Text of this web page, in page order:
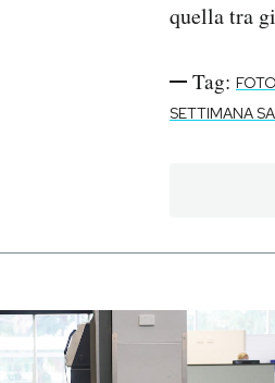
quella tra
Tag:
SETTIMANA